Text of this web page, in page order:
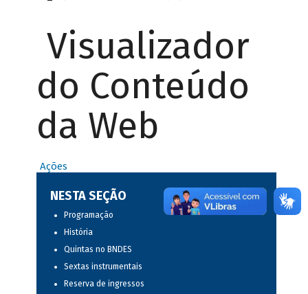
Visualizador
do Conteúdo
da Web
Ações
NESTA SEÇÃO
Programação
História
Quintas no BNDES
Sextas instrumentais
Reserva de ingressos